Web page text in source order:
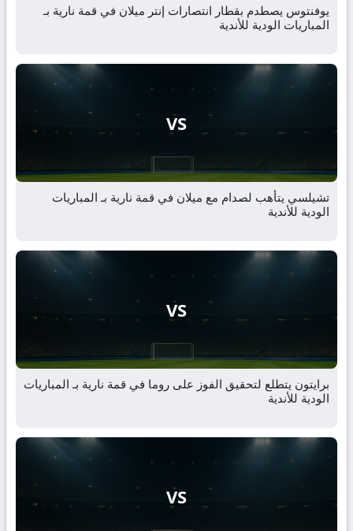
يوفنتوس يصطدم بقطار انتصارات إنتر ميلان في قمة نارية بـ
المباريات الودية للأندية
VS
تشيلسي يتأهب لصدام مع ميلان في قمة نارية بـ المباريات
الودية للأندية
VS
برايتون يتطلع لتحقيق الفوز على روما في قمة نارية بـ المباريات
الودية للأندية
VS